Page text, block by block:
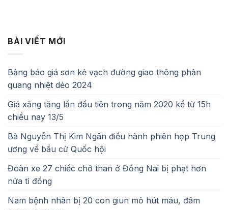
BÀI VIẾT MỚI
Bảng báo giá sơn kẻ vạch đường giao thông phản
quang nhiệt dẻo 2024
Giá xăng tăng lần đầu tiên trong năm 2020 kể từ 15h
chiều nay 13/5
Bà Nguyễn Thị Kim Ngân điều hành phiên họp Trung
ương về bầu cử Quốc hội
Đoàn xe 27 chiếc chở than ở Đồng Nai bị phạt hơn
nửa tỉ đồng
Nam bệnh nhân bị 20 con giun mỏ hút máu, đâm